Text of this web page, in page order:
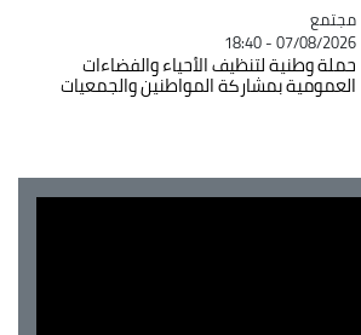
Catégorie
مجتمع
07/08/2026 - 18:40
حملة وطنية لتنظيف الأحياء والفضاءات
العمومية بمشاركة المواطنين والجمعيات